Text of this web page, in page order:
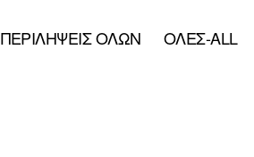
ΠΕΡΙΛΗΨΕΙΣ ΟΛΩΝ ΟΛΕΣ-ALL